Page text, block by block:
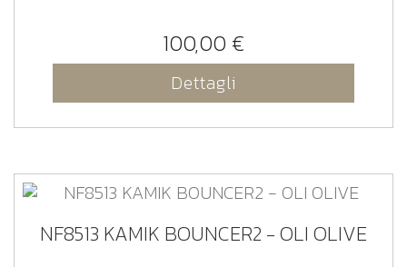
100,00 €
Dettagli
NF8513 KAMIK BOUNCER2 - OLI OLIVE